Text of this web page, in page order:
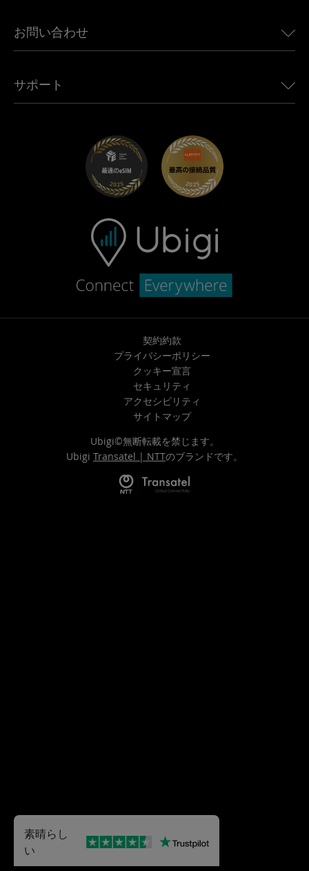
アフリカ向けeSIM
すべての目的地を見る
Jeep向けUbigi
Mini向けUbigi
Maserati向けUbigi
Ubigi関連プレス
Ubigiアプリ
お問い合わせ
アフェリエイトプログラム
サポート
トラブルシューティング
ヘルプセンター
お問い合わせ先
契約約款
プライバシーポリシー
クッキー宣言
セキュリティ
アクセシビリティ
サイトマップ
Ubigi©無断転載を禁じます。
Ubigi Transatel | NTTのブランドです。
素晴らし
い